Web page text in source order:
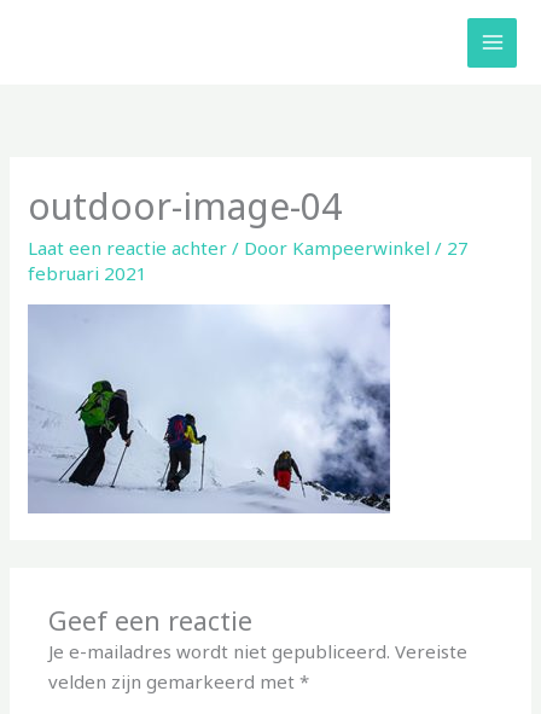
outdoor-image-04
Laat een reactie achter / Door Kampeerwinkel/ 27
februari 2021
Geef een reactie
Je e-mailadres wordt niet gepubliceerd. Vereiste
velden zijn gemarkeerd met*